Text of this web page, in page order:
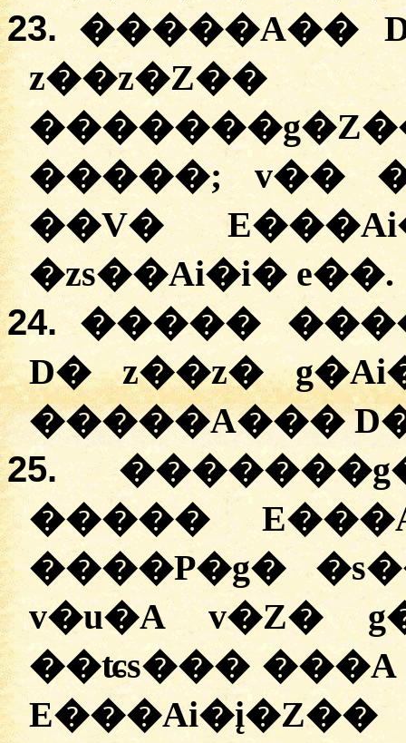
23.
�����A��
�����; v��
��V�
�zs��Ai�i� e��.
24.
�����
D� z��z�
�����A���
25.
�����
����P�g�
v�u�A v�Z�
��ʨs��� ���A